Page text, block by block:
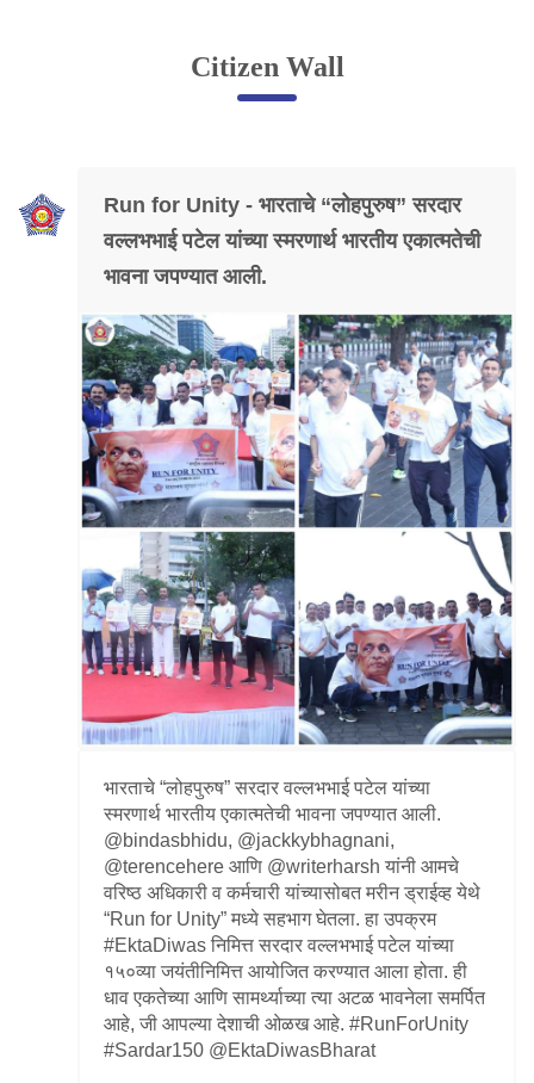
Online Complaint
Citizen′s Corner
Accident Compensation
Right To Information
Passport Status
GRAS Payment
Useful websites
Licensing Unit
Citizen Wall
Information of Arrested Accused
Safety Tips
DCP Visits
Help Us
Tenders
Police Corner
Police Foundation
Welfare Activities
Media Coverage
Press Release
Crime Review
Miscellaneous
Recruitment
Good Work
Citizen Wall
Run for Unity - भारताचे “लोहपुरुष” सरदार
वल्लभभाई पटेल यांच्या स्मरणार्थ भारतीय एकात्मतेची
भावना जपण्यात आली.
भारताचे “लोहपुरुष” सरदार वल्लभभाई पटेल यांच्या
स्मरणार्थ भारतीय एकात्मतेची भावना जपण्यात आली.
@bindasbhidu, @jackkybhagnani,
@terencehere आणि @writerharsh यांनी आमचे
वरिष्ठ अधिकारी व कर्मचारी यांच्यासोबत मरीन ड्राईव्ह येथे
“Run for Unity” मध्ये सहभाग घेतला. हा उपक्रम
#EktaDiwas निमित्त सरदार वल्लभभाई पटेल यांच्या
१५०व्या जयंतीनिमित्त आयोजित करण्यात आला होता. ही
धाव एकतेच्या आणि सामर्थ्याच्या त्या अटळ भावनेला समर्पित
आहे, जी आपल्या देशाची ओळख आहे. #RunForUnity
#Sardar150 @EktaDiwasBharat